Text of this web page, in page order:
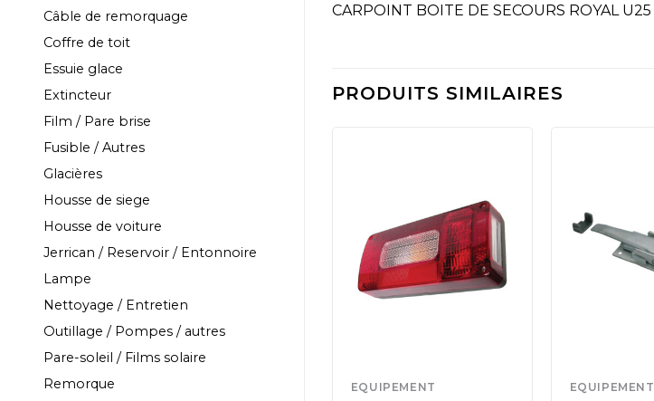
Câble de remorquage
Coffre de toit
Essuie glace
Extincteur
Film / Pare brise
Fusible / Autres
Glacières
Housse de siege
Housse de voiture
Jerrican / Reservoir / Entonnoire
Lampe
Nettoyage / Entretien
Outillage / Pompes / autres
Pare-soleil / Films solaire
Remorque
CARPOINT BOITE DE SECOURS ROYAL U25
PRODUITS SIMILAIRES
EQUIPEMENT EQUIPEMENT